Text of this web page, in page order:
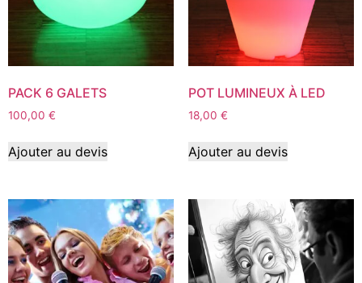
PACK 6 GALETS
100,00 €
Ajouter au devis
POT LUMINEUX À LED
18,00 €
Ajouter au devis